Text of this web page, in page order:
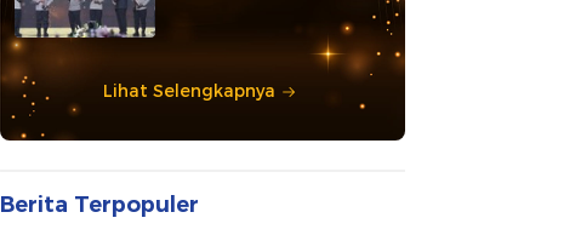
Lihat Selengkapnya
Berita Terpopuler